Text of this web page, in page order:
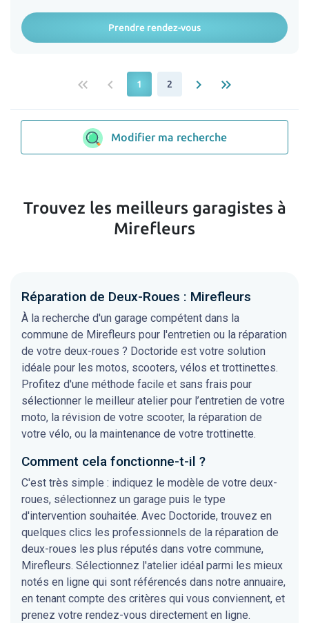
Prendre rendez-vous
keyboard_double_arrow_left keyboard_arrow_left 1 2 keyboard_arrow_right keyboard_double_arrow_right
Modifier ma recherche
Trouvez les meilleurs garagistes à
Mirefleurs
Réparation de Deux-Roues : Mirefleurs
À la recherche d'un garage compétent dans la
commune de Mirefleurs pour l'entretien ou la réparation
de votre deux-roues ? Doctoride est votre solution
idéale pour les motos, scooters, vélos et trottinettes.
Profitez d'une méthode facile et sans frais pour
sélectionner le meilleur atelier pour l’entretien de votre
moto, la révision de votre scooter, la réparation de
votre vélo, ou la maintenance de votre trottinette.
Comment cela fonctionne-t-il ?
C'est très simple : indiquez le modèle de votre deux-
roues, sélectionnez un garage puis le type
d'intervention souhaitée. Avec Doctoride, trouvez en
quelques clics les professionnels de la réparation de
deux-roues les plus réputés dans votre commune,
Mirefleurs. Sélectionnez l'atelier idéal parmi les mieux
notés en ligne qui sont référencés dans notre annuaire,
en tenant compte des critères qui vous conviennent, et
prenez votre rendez-vous directement en ligne.